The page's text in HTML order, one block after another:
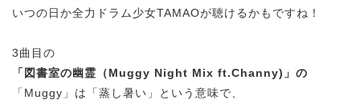
いつの日か全力ドラム少女TAMAOが聴けるかもですね！
3曲目の
「図書室の幽霊（Muggy Night Mix ft.Channy)」の
「Muggy」は「蒸し暑い」という意味で、